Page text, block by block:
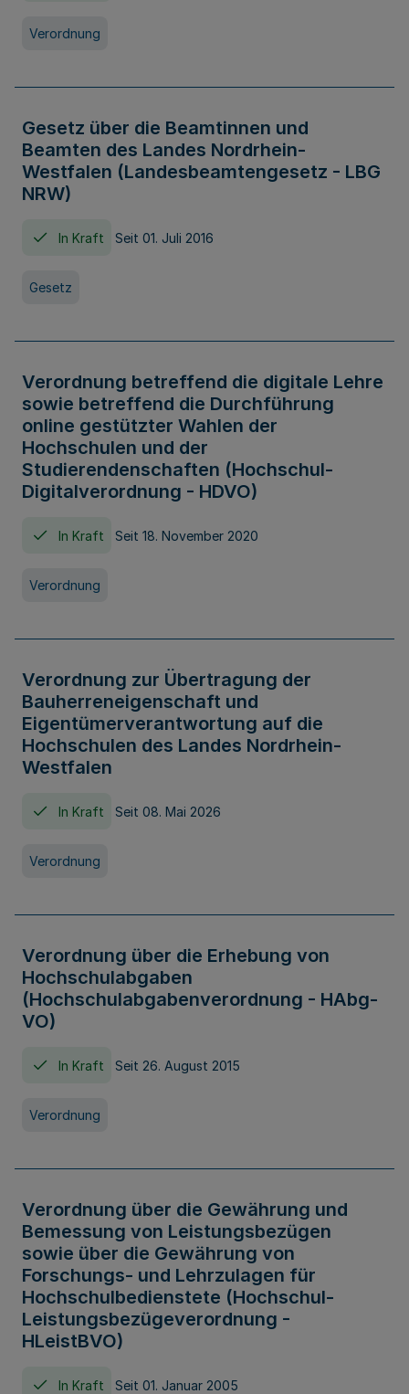
Verordnung
Gesetz über die Beamtinnen und
Beamten des Landes Nordrhein-
Westfalen (Landesbeamtengesetz - LBG
NRW)
In Kraft Seit 01. Juli 2016
Gesetz
Verordnung betreffend die digitale Lehre
sowie betreffend die Durchführung
online gestützter Wahlen der
Hochschulen und der
Studierendenschaften (Hochschul-
Digitalverordnung - HDVO)
In Kraft Seit 18. November 2020
Verordnung
Verordnung zur Übertragung der
Bauherreneigenschaft und
Eigentümerverantwortung auf die
Hochschulen des Landes Nordrhein-
Westfalen
In Kraft Seit 08. Mai 2026
Verordnung
Verordnung über die Erhebung von
Hochschulabgaben
(Hochschulabgabenverordnung - HAbg-
VO)
In Kraft Seit 26. August 2015
Verordnung
Verordnung über die Gewährung und
Bemessung von Leistungsbezügen
sowie über die Gewährung von
Forschungs- und Lehrzulagen für
Hochschulbedienstete (Hochschul-
Leistungsbezügeverordnung -
HLeistBVO)
In Kraft Seit 01. Januar 2005